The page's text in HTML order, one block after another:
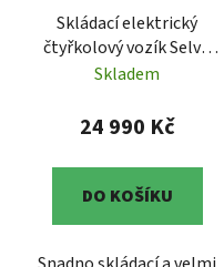
Skládací elektrický
čtyřkolový vozík Selvo
4040
Skladem
24 990 Kč
DO KOŠÍKU